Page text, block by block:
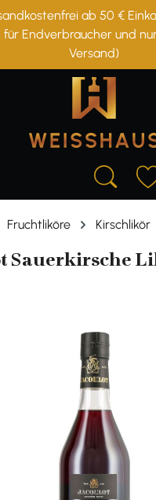
ab 50 €
für Endverbraucher und
Versand)
Fruchtliköre Kirschlikör
Sauerkirsche